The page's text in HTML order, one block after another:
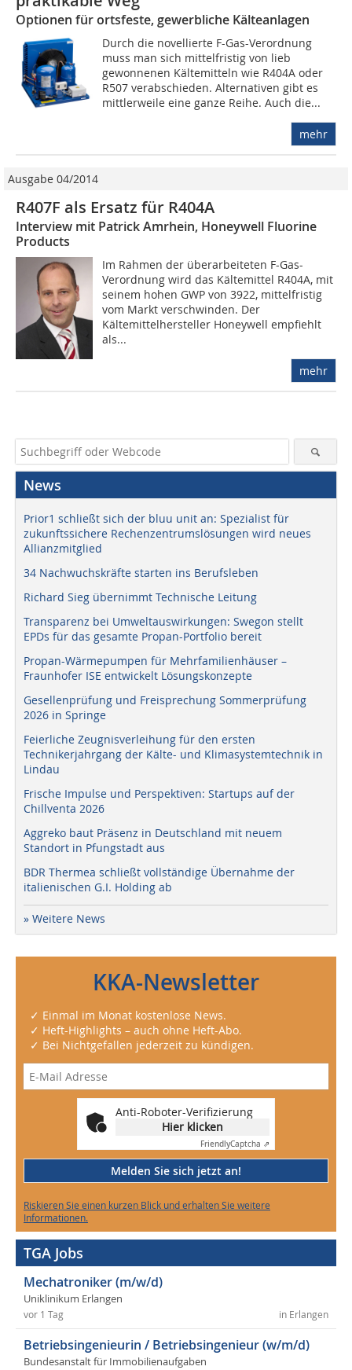
Optionen für ortsfeste, gewerbliche Kälteanlagen
Durch die novellierte F-Gas-Verordnung
muss man sich mittelfristig von lieb
gewonnenen Kältemitteln wie R404A oder
R507 verabschieden. Alternativen gibt es
mittlerweile eine ganze Reihe. Auch die...
mehr
Ausgabe 04/2014
R407F als Ersatz für R404A
Interview mit Patrick Amrhein, Honeywell Fluorine
Products
Im Rahmen der überarbeiteten F-Gas-
Verordnung wird das Kältemittel R404A, mit
seinem hohen GWP von 3922, mittelfristig
vom Markt verschwinden. Der
Kältemittelhersteller Honeywell empfiehlt
als...
mehr
News
Prior1 schließt sich der bluu unit an: Spezialist für
zukunftssichere Rechenzentrumslösungen wird neues
Allianzmitglied
34 Nachwuchskräfte starten ins Berufsleben
Richard Sieg übernimmt Technische Leitung
Transparenz bei Umweltauswirkungen: Swegon stellt
EPDs für das gesamte Propan-Portfolio bereit
Propan-Wärmepumpen für Mehrfamilienhäuser –
Fraunhofer ISE entwickelt Lösungskonzepte
Gesellenprüfung und Freisprechung Sommerprüfung
2026 in Springe
Feierliche Zeugnisverleihung für den ersten
Technikerjahrgang der Kälte- und Klimasystemtechnik in
Lindau
Frische Impulse und Perspektiven: Startups auf der
Chillventa 2026
Aggreko baut Präsenz in Deutschland mit neuem
Standort in Pfungstadt aus
BDR Thermea schließt vollständige Übernahme der
italienischen G.I. Holding ab
» Weitere News
KKA-Newsletter
✓ Einmal im Monat kostenlose News.
✓ Heft-Highlights – auch ohne Heft-Abo.
✓ Bei Nichtgefallen jederzeit zu kündigen.
Anti-Roboter-Verifizierung
Hier klicken
FriendlyCaptcha ⇗
Melden Sie sich jetzt an!
Riskieren Sie einen kurzen Blick und erhalten Sie weitere
Informationen.
TGA Jobs
Mechatroniker (m/w/d)
Uniklinikum Erlangen
in Erlangen
vor 1 Tag
Betriebsingenieurin / Betriebsingenieur (w/m/d)
Bundesanstalt für Immobilienaufgaben